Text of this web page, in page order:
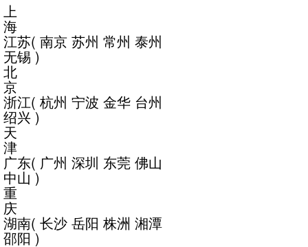
上
海
江苏( 南京 苏州 常州 泰州
无锡)
北
京
浙江( 杭州 宁波 金华 台州
绍兴)
天
津
广东( 广州 深圳 东莞 佛山
中山 )
重
庆
湖南( 长沙 岳阳 株洲 湘潭
邵阳 )